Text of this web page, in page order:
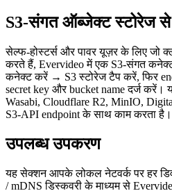
S3-संगत ऑब्जेक्ट स्टोरेज
सेल्फ-होस्टर्स और पावर यूज़र के लिए जो
करते हैं, Evervideo में एक S3-संगत
कनेक्ट करें → S3 स्टोरेज टैप करें, फिर
secret key और bucket name दर्ज करें।
Wasabi, Cloudflare R2, MinIO,
S3-API endpoint के साथ काम करता है।
उपलब्ध उपकरण
यह सेक्शन आपके लोकल नेटवर्क पर हर
/ mDNS डिस्कवरी के माध्यम से